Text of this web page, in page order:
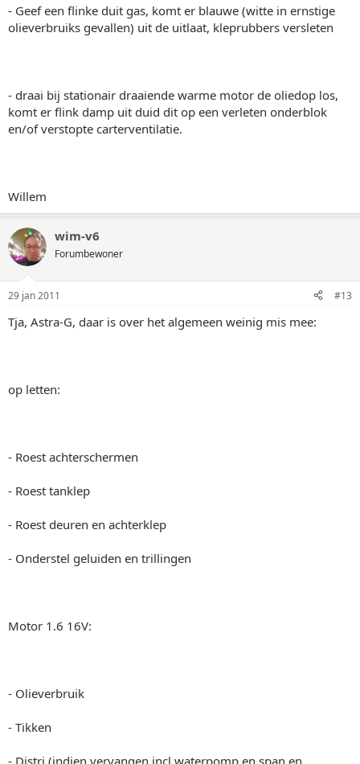
- Geef een flinke duit gas, komt er blauwe (witte in ernstige
olieverbruiks gevallen) uit de uitlaat, kleprubbers versleten
- draai bij stationair draaiende warme motor de oliedop los,
komt er flink damp uit duid dit op een verleten onderblok
en/of verstopte carterventilatie.
Willem
wim-v6
Forumbewoner
29 jan 2011 #13
Tja, Astra-G, daar is over het algemeen weinig mis mee:
op letten:
- Roest achterschermen
- Roest tanklep
- Roest deuren en achterklep
- Onderstel geluiden en trillingen
Motor 1.6 16V:
- Olieverbruik
- Tikken
- Distri (indien vervangen incl waterpomp en span en